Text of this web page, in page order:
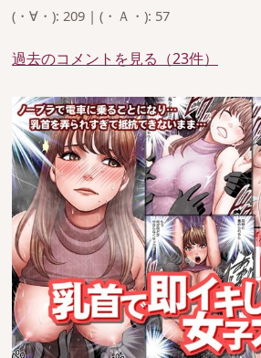
(・∀・): 209 | (・Ａ・): 57
過去のコメントを見る（23件）